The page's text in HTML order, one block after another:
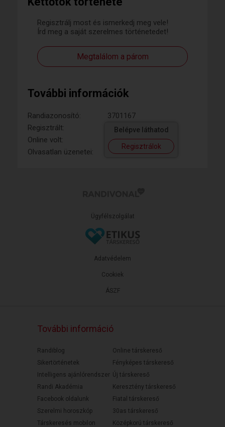
Regisztrálj most és ismerkedj meg vele!
Írd meg a saját szerelmes történetedet!
Megtalálom a párom
További információk
Randiazonosító:
3701167
Regisztrált:
Online volt:
Olvasatlan üzenetei:
Belépve láthatod
Regisztrálok
Ügyfélszolgálat
ÁSZF
Adatvédelem
Cookiek
További információ
Randiblog
Sikertörténetek
Intelligens ajánlórendszer
Randi Akadémia
Facebook oldalunk
Szerelmi horoszkóp
Társkeresés mobilon
Online társkereső
Fényképes társkereső
Új társkereső
Keresztény társkereső
Fiatal társkereső
30as társkereső
Középkorú társkereső